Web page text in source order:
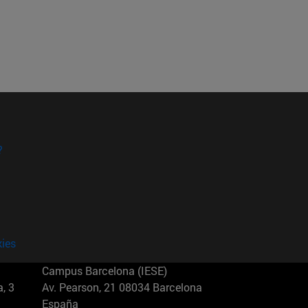
3
Campus Barcelona (IESE)
Av. Pearson, 21 08034 Barcelona
España